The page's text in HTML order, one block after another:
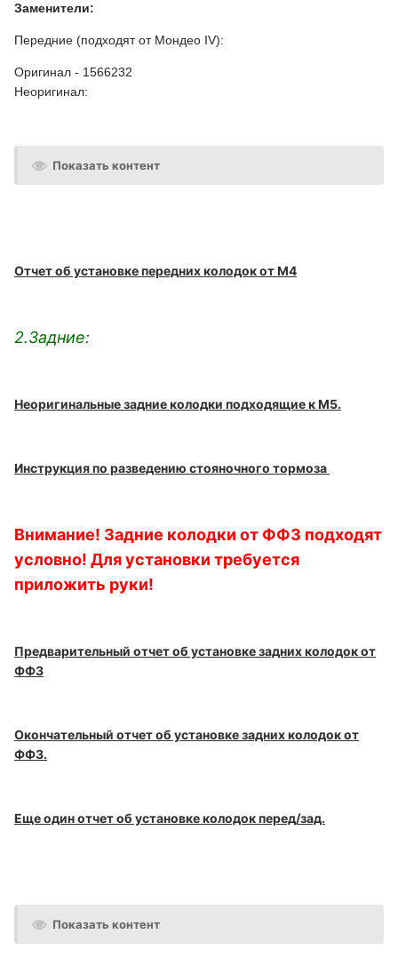
Заменители:
Передние (подходят от Мондео IV):
Оригинал - 1566232
Неоригинал:
Показать контент
Отчет об установке передних колодок от М4
2.Задние:
Неоригинальные задние колодки подходящие к М5.
Инструкция по разведению стояночного тормоза
Внимание! Задние колодки от ФФ3 подходят
условно! Для установки требуется
приложить руки!
Предварительный отчет об установке задних колодок от
ФФ3
Окончательный отчет об установке задних колодок от
ФФ3.
Еще один отчет об установке колодок перед/зад.
Показать контент